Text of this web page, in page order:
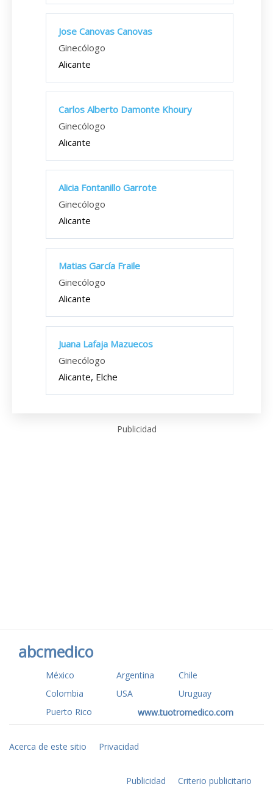
Jose Canovas Canovas
Ginecólogo
Alicante
Carlos Alberto Damonte Khoury
Ginecólogo
Alicante
Alicia Fontanillo Garrote
Ginecólogo
Alicante
Matias García Fraile
Ginecólogo
Alicante
Juana Lafaja Mazuecos
Ginecólogo
Alicante, Elche
Publicidad
abcmedico
México Argentina
Chile
Colombia
USA
Uruguay
Puerto Rico
www.tuotromedico.com
Acerca de este sitio Privacidad
Publicidad Criterio publicitario